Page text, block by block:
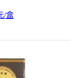
/盒